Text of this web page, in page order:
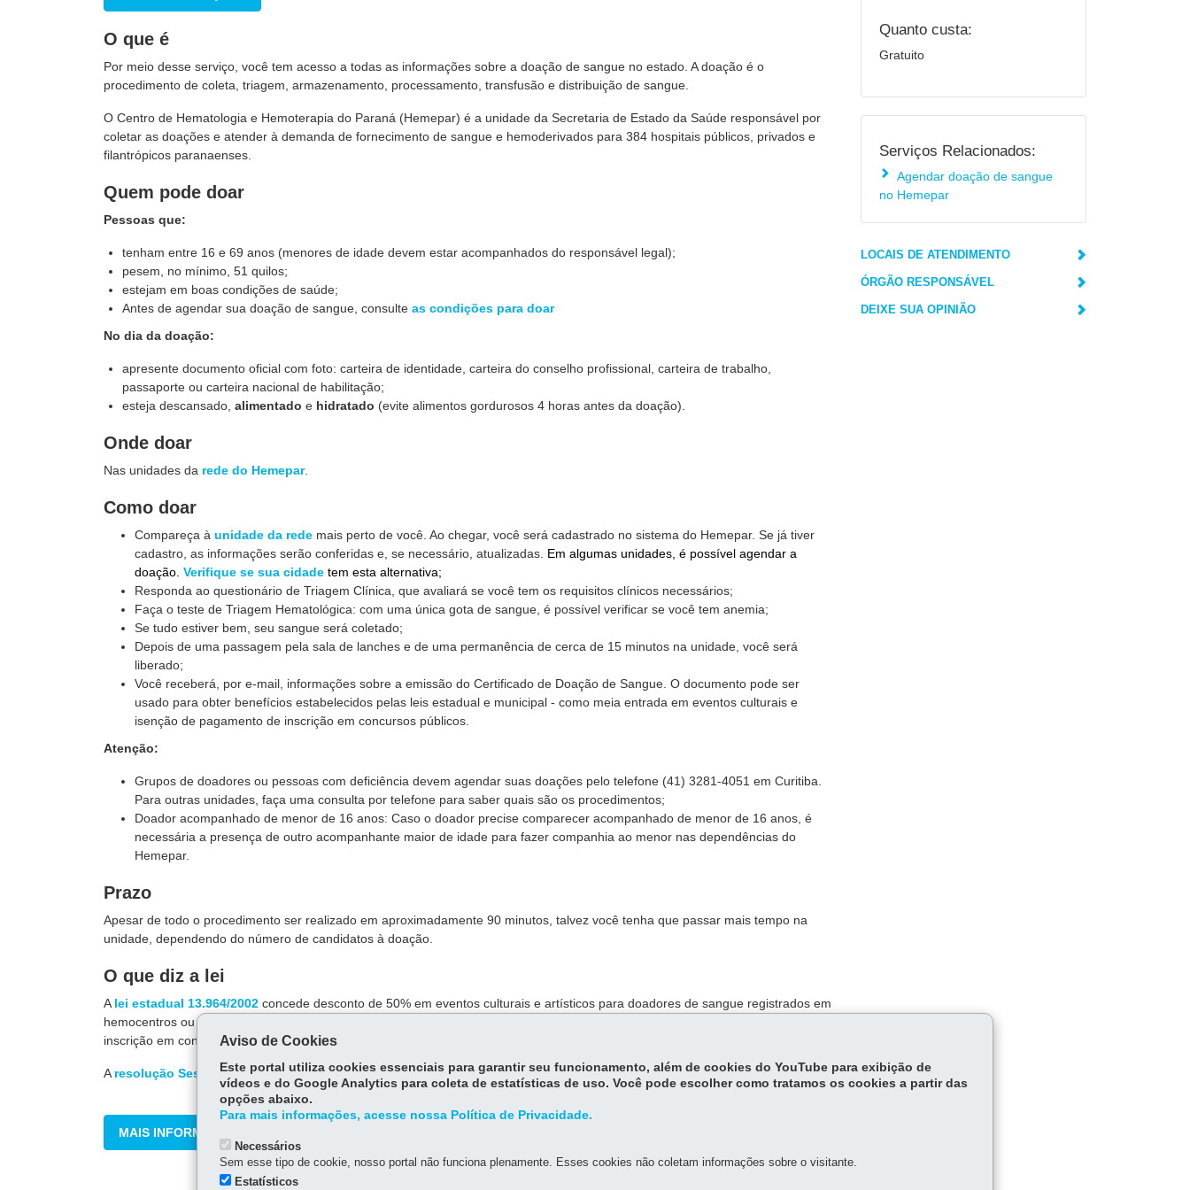
O que é
Por meio desse serviço, você tem acesso a todas as informações sobre a doação de sangue no estado. A doação é o
procedimento de coleta, triagem, armazenamento, processamento, transfusão e distribuição de sangue.
O Centro de Hematologia e Hemoterapia do Paraná (Hemepar) é a unidade da Secretaria de Estado da Saúde responsável por
coletar as doações e atender à demanda de fornecimento de sangue e hemoderivados para 384 hospitais públicos, privados e
filantrópicos paranaenses.
Quem pode doar
Pessoas que:
tenham entre 16 e 69 anos (menores de idade devem estar acompanhados do responsável legal);
pesem, no mínimo, 51 quilos;
estejam em boas condições de saúde;
Antes de agendar sua doação de sangue, consulteas condições para doar
No dia da doação:
apresente documento oficial com foto: carteira de identidade, carteira do conselho profissional, carteira de trabalho,
passaporte ou carteira nacional de habilitação;
esteja descansado,alimentado e hidratado (evite alimentos gordurosos 4 horas antes da doação).
Onde doar
Nas unidades da rede do Hemepar.
Como doar
Compareça à unidade da rede mais perto de você. Ao chegar, você será cadastrado no sistema do Hemepar. Se já tiver
cadastro, as informações serão conferidas e, se necessário, atualizadas. Em algumas unidades, é possível agendar a
doação. Verifique se sua cidade tem esta alternativa;
Responda ao questionário de Triagem Clínica, que avaliará se você tem os requisitos clínicos necessários;
Faça o teste de Triagem Hematológica: com uma única gota de sangue, é possível verificar se você tem anemia;
Se tudo estiver bem, seu sangue será coletado;
Depois de uma passagem pela sala de lanches e de uma permanência de cerca de 15 minutos na unidade, você será
liberado;
Você receberá, por e-mail, informações sobre a emissão do Certificado de Doação de Sangue. O documento pode ser
usado para obter benefícios estabelecidos pelas leis estadual e municipal - como meia entrada em eventos culturais e
isenção de pagamento de inscrição em concursos públicos.
Atenção:
Grupos de doadores ou pessoas com deficiência devem agendar suas doações pelo telefone (41) 3281-4051 em Curitiba.
Para outras unidades, faça uma consulta por telefone para saber quais são os procedimentos;
Doador acompanhado de menor de 16 anos: Caso o doador precise comparecer acompanhado de menor de 16 anos, é
necessária a presença de outro acompanhante maior de idade para fazer companhia ao menor nas dependências do
Hemepar.
Prazo
Apesar de todo o procedimento ser realizado em aproximadamente 90 minutos, talvez você tenha que passar mais tempo na
unidade, dependendo do número de candidatos à doação.
O que diz a lei
A lei estadual 13.964/2002 concede desconto de 50% em eventos culturais e artísticos para doadores de sangue registrados em
hemocentros ou bancos de sangue de hospitais paranaenses. Já a lei
inscrição em concursos públicos e processos seletivos realizados no âmbito dos Poderes do Estado.
A resolução Sesa n º 769/2018trata do Certificado de Doação de Sangue.
MAIS INFORMAÇÕES
Quanto custa:
Gratuito
Serviços Relacionados:
Agendar doação de sangue
no Hemepar
LOCAIS DE ATENDIMENTO
ÓRGÃO RESPONSÁVEL
DEIXE SUA OPINIÃO
Aviso de Cookies
Este portal utiliza cookies essenciais para garantir seu funcionamento, além de cookies do YouTube para exibição de
vídeos e do Google Analytics para coleta de estatísticas de uso. Você pode escolher como tratamos os cookies a partir das
opções abaixo.
Para mais informações, acesse nossa Política de Privacidade.
Necessários
Sem esse tipo de cookie, nosso portal não funciona plenamente. Esses cookies não coletam informações sobre o visitante.
Estatísticos